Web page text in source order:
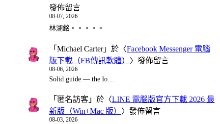
發佈留言
08-07, 2026
林湖銘。。。。。
「 Michael Carter」於〈Facebook Messenger 電腦
版下載（FB傳訊軟體） 〉發佈留言
08-06, 2026
Solid guide — the lo…
「 匿名訪客 」於〈LINE 電腦版官方下載 2026 最
新版（Win+Mac 版） 〉發佈留言
08-03, 2026